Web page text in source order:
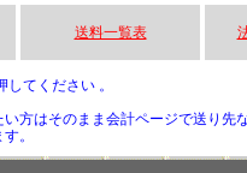
送料一覧表
してください 。
方はそのまま会計ページで送り先
。